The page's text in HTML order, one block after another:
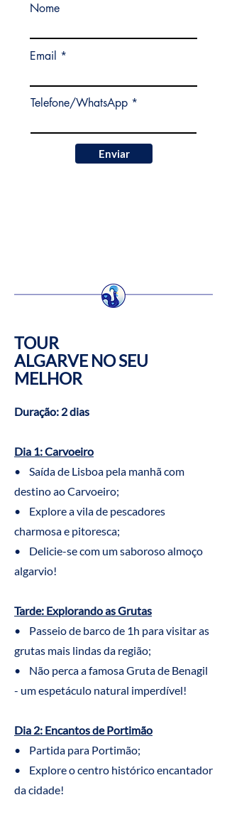
Nome
Email
Telefone/WhatsApp
Enviar
TOUR
ALGARVE NO SEU
MELHOR
Duração: 2 dias
Dia 1: Carvoeiro
• Saída de Lisboa pela manhã com
destino ao Carvoeiro;
• Explore a vila de pescadores
charmosa e pitoresca;
• Delicie-se com um saboroso almoço
algarvio!
Tarde: Explorando as Grutas
• Passeio de barco de 1h para visitar as
grutas mais lindas da região;
• Não perca a famosa Gruta de Benagil
- um espetáculo natural imperdível!
Dia 2: Encantos de Portimão
• Partida para Portimão;
• Explore o centro histórico encantador
da cidade!